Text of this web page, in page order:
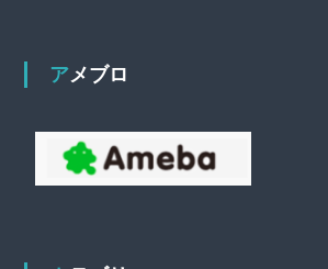
アメブロ